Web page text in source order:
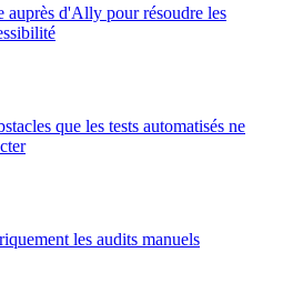
auprès d'Ally pour résoudre les
que les tests automatisés ne
les audits manuels